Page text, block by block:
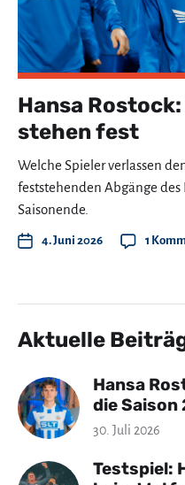
Hansa
stehen fest
Welche Spieler verlassen
feststehenden Abgänge des
Saisonende.
4. Juni 2026 1
Aktuelle
Hansa
die
30. Juli 2026
Testspiel: